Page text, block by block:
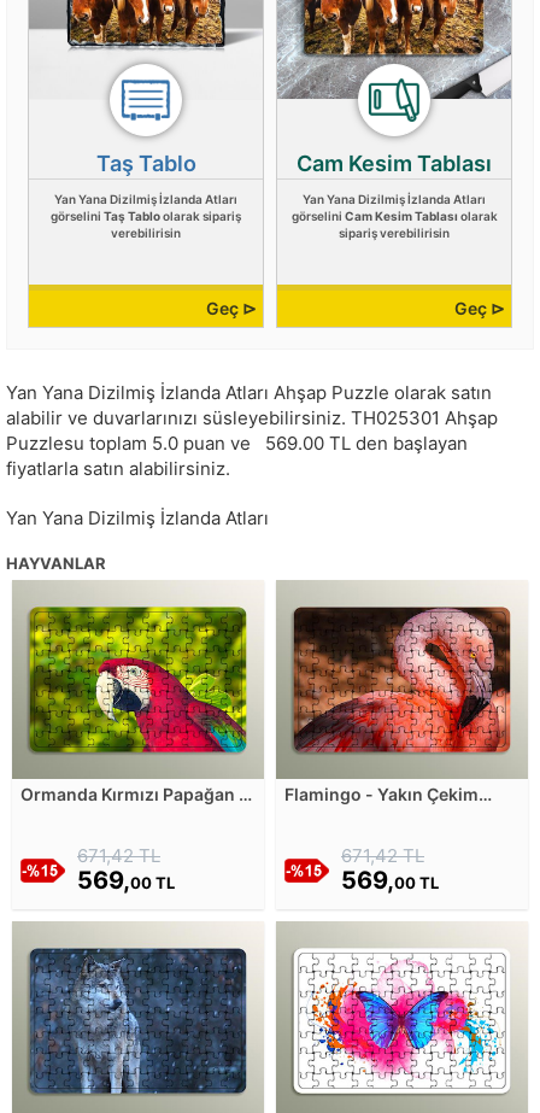
Taş Tablo
Yan Yana Dizilmiş İzlanda Atları
görselini Taş Tabloolarak sipariş
verebilirisin
Geç ⊳
Cam Kesim Tablası
Yan Yana Dizilmiş İzlanda Atları
görselini Cam Kesim Tablası olarak
sipariş verebilirisin
Geç ⊳
Yan Yana Dizilmiş İzlanda Atları Ahşap Puzzle olarak satın
alabilir ve duvarlarınızı süsleyebilirsiniz. TH025301 Ahşap
Puzzlesu toplam 5.0 puan ve 569.00 TL den başlayan
fiyatlarla satın alabilirsiniz.
Yan Yana Dizilmiş İzlanda Atları
HAYVANLAR
Ormanda Kırmızı Papağan -
671,42 TL
569,00 TL
Flamingo - Yakın Çekim
671,42 TL
569,00 TL